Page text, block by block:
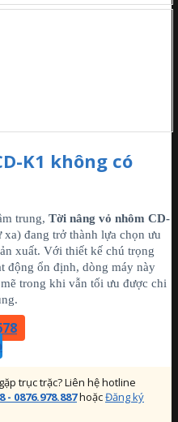
K1 không có
trung, Tời nâng vỏ nhôm CD-
xa) đang trở thành lựa chọn ưu
xuất. Với thiết kế chú trọng
động ổn định, dòng máy này
trong khi vẫn tối ưu được chi
trục trặc? Liên hệ hotline
- 0876.978.887hoặcĐăng ký